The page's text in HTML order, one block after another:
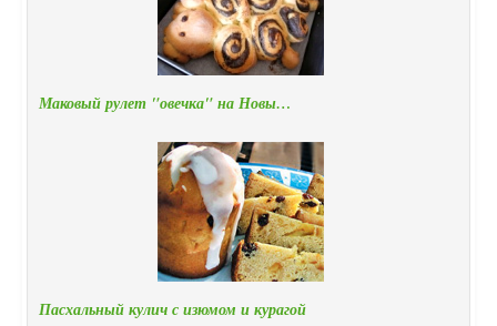
Маковый рулет "овечка" на Новы…
Пасхальный кулич с изюмом и курагой